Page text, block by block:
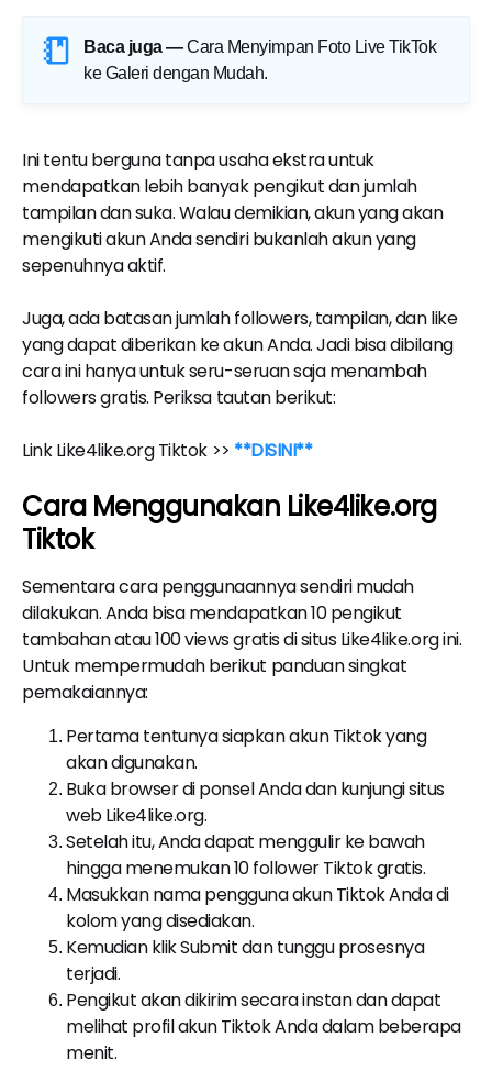
Baca juga — Cara Menyimpan Foto Live TikTok
ke Galeri dengan Mudah.
Ini tentu berguna tanpa usaha ekstra untuk
mendapatkan lebih banyak pengikut dan jumlah
tampilan dan suka. Walau demikian, akun yang akan
mengikuti akun Anda sendiri bukanlah akun yang
sepenuhnya aktif.
Juga, ada batasan jumlah followers, tampilan, dan like
yang dapat diberikan ke akun Anda. Jadi bisa dibilang
cara ini hanya untuk seru-seruan saja menambah
followers gratis. Periksa tautan berikut:
Link Like4like.org Tiktok >> **DISINI**
Cara Menggunakan Like4like.org
Tiktok
Sementara cara penggunaannya sendiri mudah
dilakukan. Anda bisa mendapatkan 10 pengikut
tambahan atau 100 views gratis di situs Like4like.org ini.
Untuk mempermudah berikut panduan singkat
pemakaiannya:
Pertama tentunya siapkan akun Tiktok yang
akan digunakan.
Buka browser di ponsel Anda dan kunjungi situs
web Like4like.org.
Setelah itu, Anda dapat menggulir ke bawah
hingga menemukan 10 follower Tiktok gratis.
Masukkan nama pengguna akun Tiktok Anda di
kolom yang disediakan.
Kemudian klik Submit dan tunggu prosesnya
terjadi.
Pengikut akan dikirim secara instan dan dapat
melihat profil akun Tiktok Anda dalam beberapa
menit.